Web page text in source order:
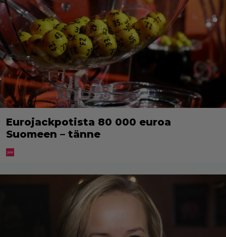
Eurojackpotista 80 000 euroa
Suomeen – tänne